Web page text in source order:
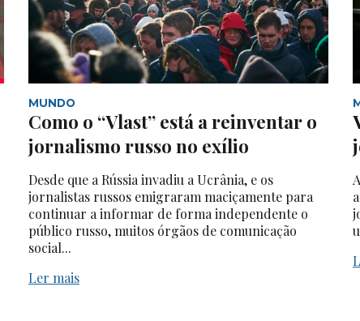
MUNDO
Como o “Vlast” está a reinventar o
jornalismo russo no exílio
Desde que a Rússia invadiu a Ucrânia, e os
jornalistas russos emigraram maciçamente para
continuar a informar de forma independente o
público russo, muitos órgãos de comunicação
social...
Ler mais